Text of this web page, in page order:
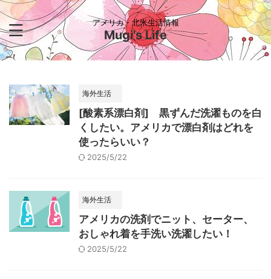
アメリカ・北米生活情報
Mugi's Life
海外生活
[酸素系漂白剤] 黒ずんだ洗濯ものを白
くしたい。アメリカで漂白剤はどれを
使ったらいい？
2025/5/22
海外生活
アメリカの洗剤でニット、セーター、
おしゃれ着を手洗い洗濯したい！
2025/5/22